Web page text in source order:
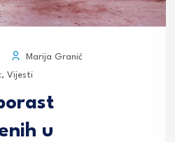
Marija Granić
, Vijesti
u